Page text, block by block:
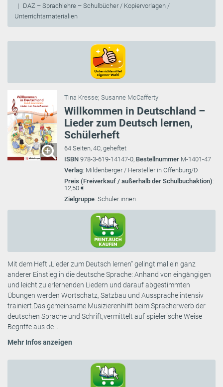
DAZ – Sprachlehre – Schulbücher / Kopiervorlagen /
Unterrichtsmaterialien
Tina Kresse; Susanne McCafferty
Willkommen in Deutschland –
Lieder zum Deutsch lernen,
Schülerheft
64 Seiten, 4C, geheftet
ISBN 978-3-619-14147-0, Bestellnummer M-1401-47
Verlag: Mildenberger / Hersteller in Offenburg/D
Preis (Freiverkauf / außerhalb der Schulbuchaktion):
12,50 €
Zielgruppe: Schüler:innen
Mit dem Heft „Lieder zum Deutsch lernen“ gelingt mal ein ganz
anderer Einstieg in die deutsche Sprache: Anhand von eingängigen
und leicht zu erlernenden Liedern und darauf abgestimmten
Übungen werden Wortschatz, Satzbau und Aussprache intensiv
trainiert.Das gemeinsame Musizierenhilft beim Spracherwerb der
deutschen Sprache und Schrift,vermittelt auf spielerische Weise
Begriffe aus de ...
Mehr Infos anzeigen